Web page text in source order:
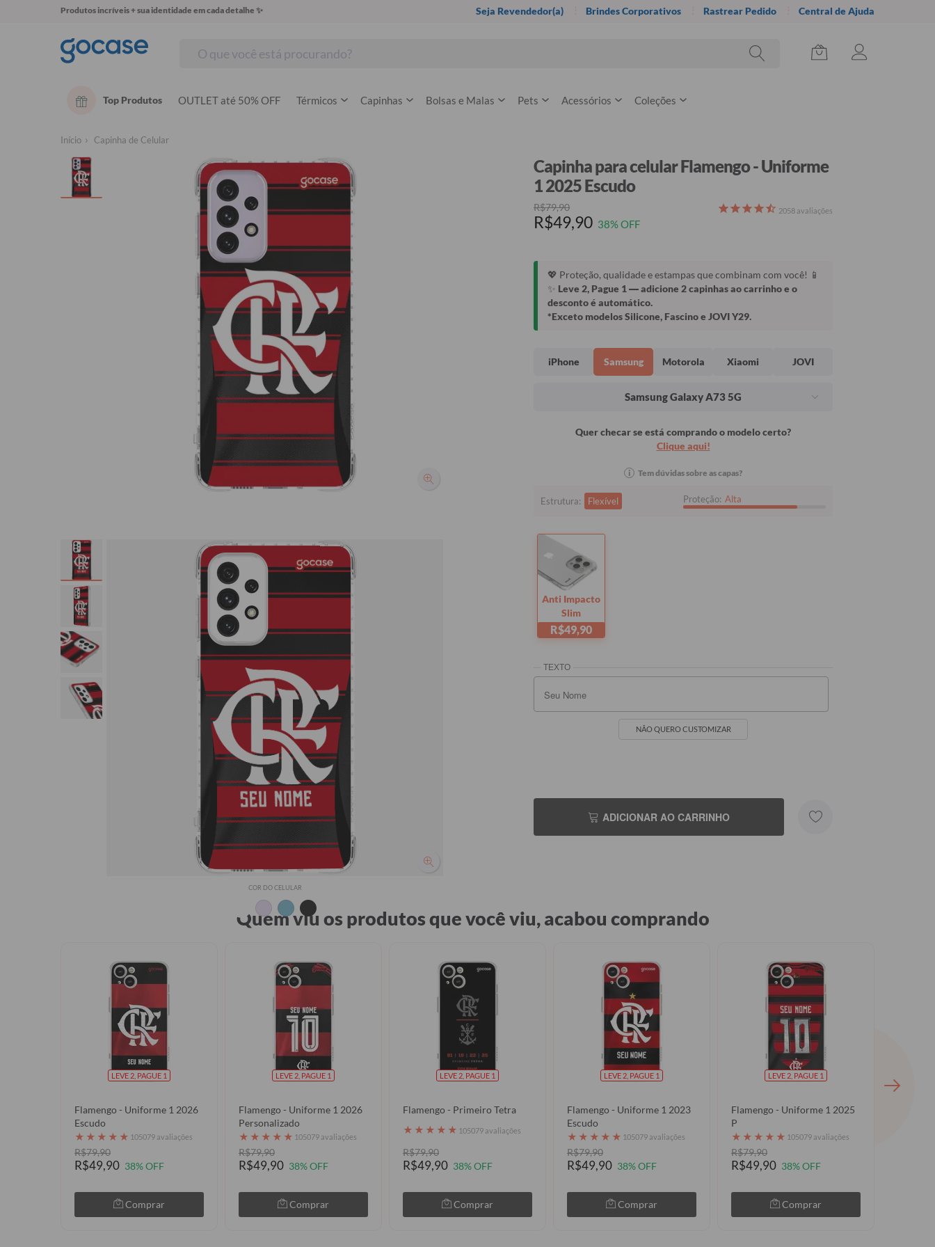
Produtos incríveis + sua identidade em cada detalhe ✨ Seja Revendedor(a) Brindes Corporativos Rastrear Pedido Central de Ajuda
Top Produtos OUTLET até 50% OFF Térmicos Capinhas Bolsas e Malas Pets Acessórios Coleções
Início Capinha de Celular
Seu Nome Seu Nome
COR DO CELULAR
Capinha para celular Flamengo - Uniforme
1 2025 Escudo
R$79,90
R$49,90 38% OFF
2058 avaliações
💖 Proteção, qualidade e estampas que combinam com você! 📱
✨ Leve 2, Pague 1— adicione 2 capinhas ao carrinho e o
desconto é automático.
*Exceto modelos Silicone, Fascino e JOVI Y29.
iPhone Samsung Motorola Xiaomi JOVI
Samsung Galaxy A73 5G
Quer checar se está comprando o modelo certo?
Clique aqui!
i Tem dúvidas sobre as capas?
Estrutura: Flexível Proteção: Alta
Anti Impacto
Slim
R$49,90
NÃO QUERO CUSTOMIZAR
ADICIONAR AO CARRINHO
Quem viu os produtos que você viu, acabou comprando
LEVE 2, PAGUE 1
Flamengo - Uniforme 1 2026
Escudo
★ ★ ★ ★ ★ 105079 avaliações
R$79,90
R$49,90 38% OFF
Comprar
LEVE 2, PAGUE 1
Flamengo - Uniforme 1 2026
Personalizado
★ ★ ★ ★ ★ 105079 avaliações
R$79,90
R$49,90 38% OFF
Comprar
LEVE 2, PAGUE 1
Flamengo - Primeiro Tetra
★ ★ ★ ★ ★ 105079 avaliações
R$79,90
R$49,90 38% OFF
Comprar
LEVE 2, PAGUE 1
Flamengo - Uniforme 1 2023
Escudo
★ ★ ★ ★ ★ 105079 avaliações
R$79,90
R$49,90 38% OFF
Comprar
LEVE 2, PAGUE 1
Flamengo - Uniforme 1 2025
P
★ ★ ★ ★ ★ 105079 avaliações
R$79,90
R$49,90 38% OFF
Comprar